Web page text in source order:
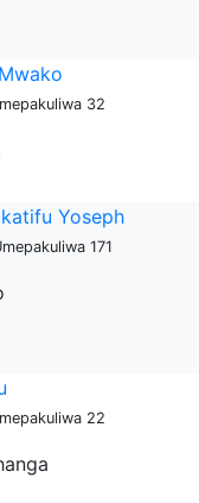
32
Yoseph
171
22